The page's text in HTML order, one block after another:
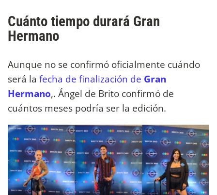
Cuánto tiempo durará Gran
Hermano
Aunque no se confirmó oficialmente cuándo
será la fecha de finalización de Gran
Hermano,. Ángel de Brito confirmó de
cuántos meses podría ser la edición.